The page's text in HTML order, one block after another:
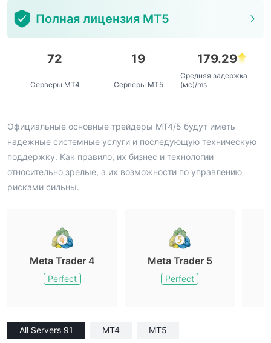
Полная лицензия MT5
72
Серверы MT4
19
Серверы MT5
179.29
Средняя задержка
(мс)/ms
Официальные основные трейдеры MT4/5 будут иметь
надежные системные услуги и последующую техническую
поддержку. Как правило, их бизнес и технологии
относительно зрелые, а их возможности по управлению
рисками сильны.
Meta Trader 4
Perfect
Meta Trader 5
Perfect
All Servers 91 MT4 MT5